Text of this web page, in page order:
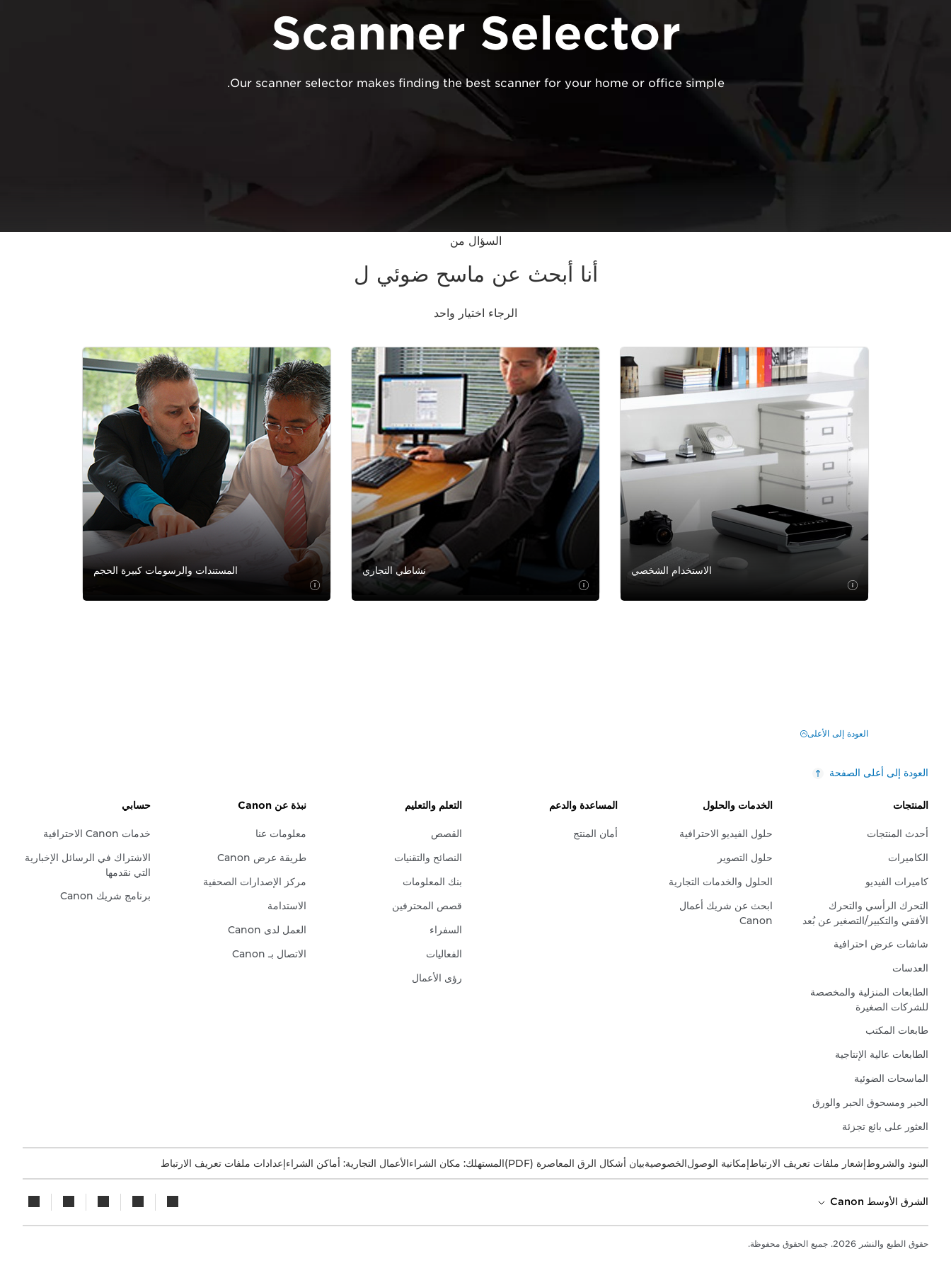
Scanner Selector
Our scanner selector makes finding the best scanner for your home or office simple.
السؤال من
أنا أبحث عن ماسح ضوئي ل
الرجاء اختيار واحد
الاستخدام الشخصي نشاطي التجاري المستندات والرسومات كبيرة الحجم
العودة إلى الأعلى
العودة إلى أعلى الصفحة
المنتجات
أحدث المنتجات
الكاميرات
كاميرات الفيديو
التحرك الرأسي والتحرك
الأفقي والتكبير/التصغير عن بُعد
شاشات عرض احترافية
العدسات
الطابعات المنزلية والمخصصة
للشركات الصغيرة
طابعات المكتب
الطابعات عالية الإنتاجية
الماسحات الضوئية
الحبر ومسحوق الحبر والورق
العثور على بائع تجزئة
الخدمات والحلول
حلول الفيديو الاحترافية
حلول التصوير
الحلول والخدمات التجارية
ابحث عن شريك أعمال
Canon
المساعدة والدعم
أمان المنتج
التعلم والتعليم
القصص
النصائح والتقنيات
بنك المعلومات
قصص المحترفين
السفراء
الفعاليات
رؤى الأعمال
نبذة عن Canon
معلومات عنا
طريقة عرض Canon
مركز الإصدارات الصحفية
الاستدامة
العمل لدى Canon
الاتصال بـ Canon
حسابي
خدمات Canon الاحترافية
الاشتراك في الرسائل الإخبارية
التي نقدمها
برنامج شريك Canon
البنود والشروطإشعار ملفات تعريف الارتباطإمكانية الوصولالخصوصيةبيان أشكال الرق المعاصرة (PDF) المستهلك: مكان الشراءالأعمال التجارية: أماكن الشراءإعدادات ملفات تعريف الارتباط
الشرق الأوسط Canon
حقوق الطبع والنشر 2026. جميع الحقوق محفوظة.